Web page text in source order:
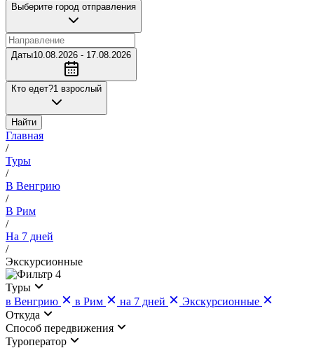
Выберите город отправления
Даты10.08.2026 - 17.08.2026
Кто едет?1 взрослый
Найти
Главная
/
Туры
/
В Венгрию
/
В Рим
/
На 7 дней
/
Экскурсионные
4
Туры
в Венгрию
в Рим на 7 дней
Экскурсионные
Откуда
Cпособ передвижения
Туроператор